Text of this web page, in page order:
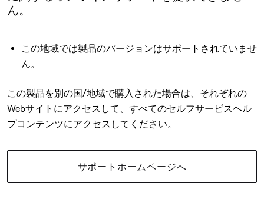
ん。
この地域では製品のバージョンはサポートされていませ
ん。
この製品を別の国/地域で購入された場合は、それぞれの
Webサイトにアクセスして、すべてのセルフサービスヘル
プコンテンツにアクセスしてください。
サポートホームページへ